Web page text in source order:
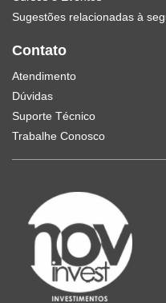
Sugestões relacionadas à
Contato
Atendimento
Dúvidas
Suporte Técnico
Trabalhe Conosco